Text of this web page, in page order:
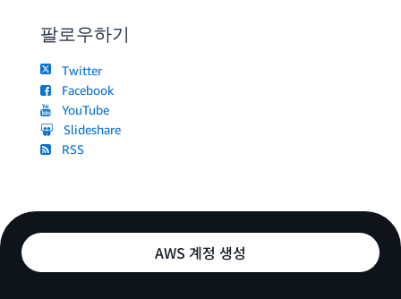
팔로우하기
Twitter
Facebook
YouTube
Slideshare
RSS
AWS 계정 생성